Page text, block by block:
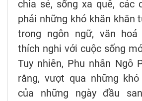
chia sẻ, sống xa quê, các
phải những khó khăn khăn
trong ngôn ngữ, văn
thích nghi với cuộc sống
Tuy nhiên, Phu nhân Ngô
rằng, vượt qua những
của những ngày đầu